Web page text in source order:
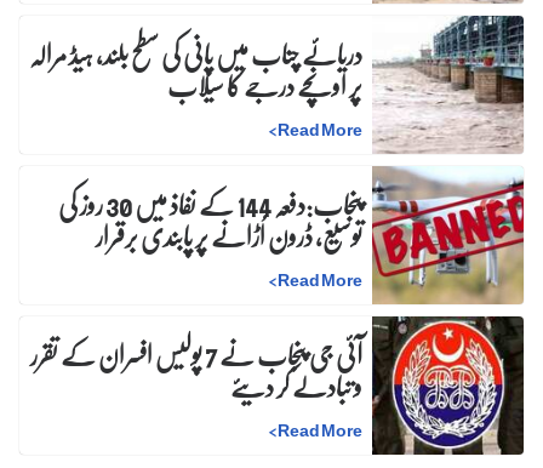
دریائے چناب میں پانی کی سطح بلند، ہیڈ مرالہ
پر اونچے درجے کا سیلاب
Read More
>
پنجاب:دفعہ 144 کے نفاذ میں 30 روز کیتوسیع، ڈرون اُڑانے پر پابندی برقرار
Read More
>
آئی جی پنجاب نے 7 پولیس افسران کے تقرر و تبادلے کر دیئے
Read More
>